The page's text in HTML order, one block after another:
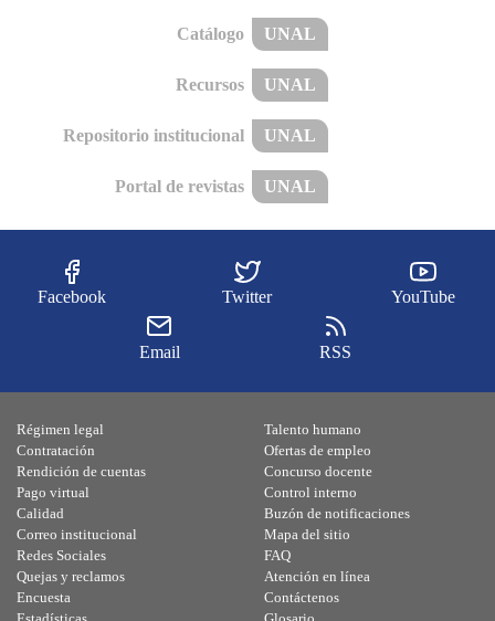
Catálogo UNAL
Recursos UNAL
Repositorio institucional UNAL
Portal de revistas UNAL
Facebook Twitter YouTube
Email RSS
Régimen legal
Contratación
Rendición de cuentas
Pago virtual
Calidad
Talento humano
Ofertas de empleo
Concurso docente
Control interno
Buzón de notificaciones
Correo institucional
Redes Sociales
Quejas y reclamos
Encuesta
Mapa del sitio
FAQ
Atención en línea
Contáctenos